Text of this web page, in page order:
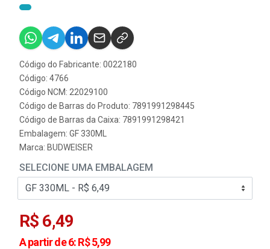
Código do Fabricante: 0022180
Código: 4766
Código NCM: 22029100
Código de Barras do Produto: 7891991298445
Código de Barras da Caixa: 7891991298421
Embalagem: GF 330ML
Marca: BUDWEISER
SELECIONE UMA EMBALAGEM
R$ 6,49
A partir de 6: R$ 5,99